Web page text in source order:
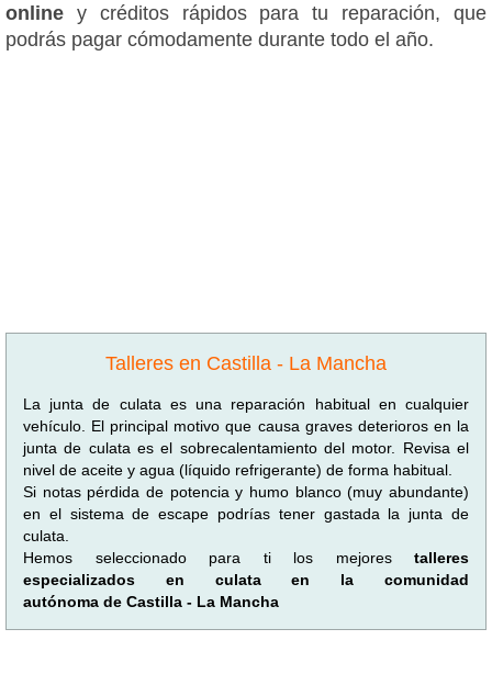
online y créditos rápidos para tu reparación, que
podrás pagar cómodamente durante todo el año.
Talleres en Castilla - La Mancha
La junta de culata es una reparación habitual en cualquier
vehículo. El principal motivo que causa graves deterioros en la
junta de culata es el sobrecalentamiento del motor. Revisa el
nivel de aceite y agua (líquido refrigerante) de forma habitual.
Si notas pérdida de potencia y humo blanco (muy abundante)
en el sistema de escape podrías tener gastada la junta de
culata.
Hemos seleccionado para ti los mejores talleres
especializados en culata en la comunidad
autónoma de Castilla - La Mancha